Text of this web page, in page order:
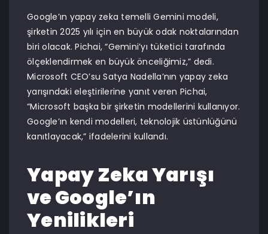
Google’ın yapay zeka temelli Gemini modeli,
şirketin 2025 yılı için en büyük odak noktalarından
biri olacak. Pichai, “Gemini’yı tüketici tarafında
ölçeklendirmek en büyük önceliğimiz,” dedi.
Microsoft CEO’su Satya Nadella’nın yapay zeka
yarışındaki eleştirilerine yanıt veren Pichai,
“Microsoft başka bir şirketin modellerini kullanıyor.
Google’ın kendi modelleri, teknolojik üstünlüğünü
kanıtlayacak,” ifadelerini kullandı.
Yapay Zeka Yarışı
ve Google’ın
Yenilikleri